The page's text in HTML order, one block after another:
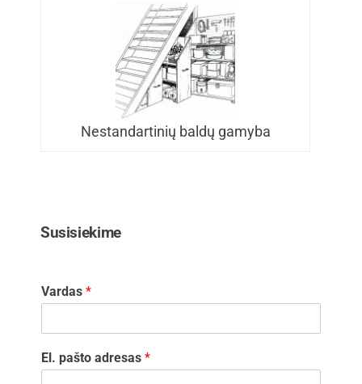
Nestandartinių baldų gamyba
Susisiekime
Vardas *
El. pašto adresas *